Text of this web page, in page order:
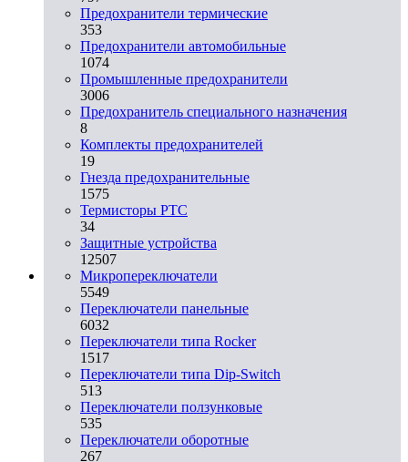
Предохранители термические
353
Предохранители автомобильные
1074
Промышленные предохранители
3006
Предохранитель специального назначения
8
Комплекты предохранителей
19
Гнезда предохранительные
1575
Термисторы PTC
34
Защитные устройства
12507
Микропереключатели
5549
Переключатели панельные
6032
Переключатели типа Rocker
1517
Переключатели типа Dip-Switch
513
Переключатели ползунковые
535
Переключатели оборотные
267